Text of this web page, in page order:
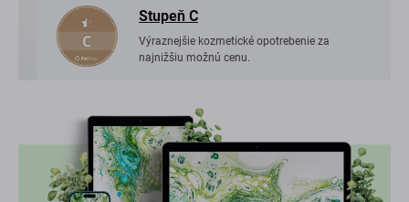
Stupeň C
Výraznejšie kozmetické opotrebenie za
najnižšiu možnú cenu.